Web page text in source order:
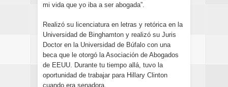
mi vida que yo iba a ser abogada”.
Realizó su licenciatura en letras y retórica en la
Universidad de Binghamton y realizó su Juris
Doctor en la Universidad de Búfalo con una
beca que le otorgó la Asociación de Abogados
de EEUU. Durante tu tiempo allá, tuvo la
oportunidad de trabajar para Hillary Clinton
cuando era senadora.